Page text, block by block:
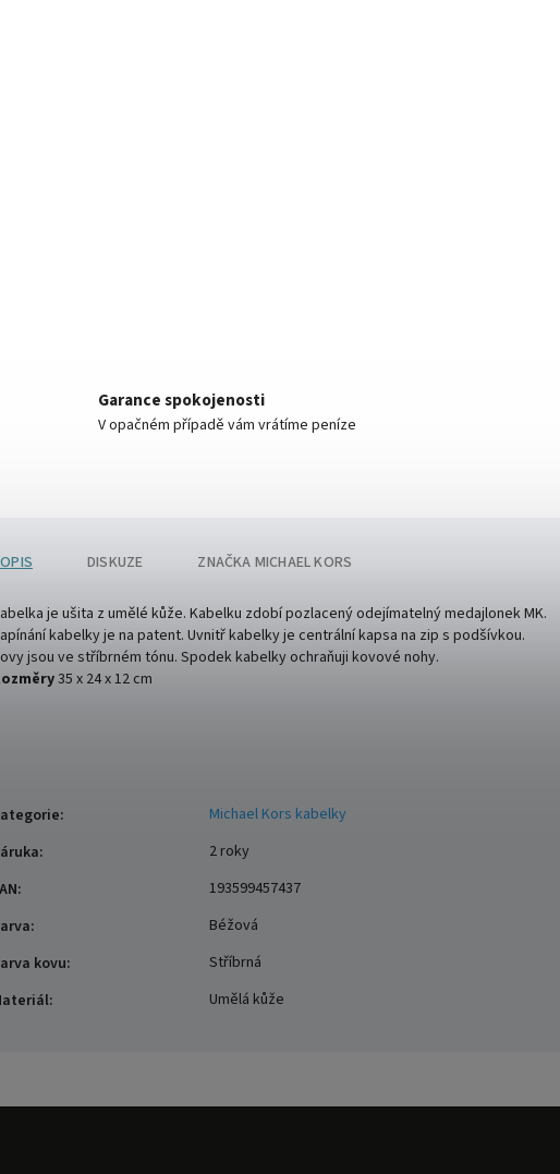
Garance spokojenosti
V opačném případě vám vrátíme peníze
DISKUZE ZNAČKA MICHAEL KORS
je ušita z umělé kůže. Kabelku zdobí pozlacený odejímatelný medajlonek MK.
kabelky je na patent. Uvnitř kabelky je centrální kapsa na zip s podšívkou.
jsou ve stříbrném tónu. Spodek kabelky ochraňuji kovové nohy.
35 x 24 x 12 cm
:
Michael Kors kabelky
:
2 roky
:
193599457437
:
Béžová
kovu:
Stříbrná
: Umělá kůže